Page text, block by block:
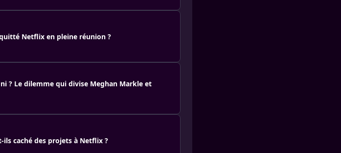
Netflix en pleine réunion ?
? Le dilemme qui divise Meghan Markle et
caché des projets à Netflix ?